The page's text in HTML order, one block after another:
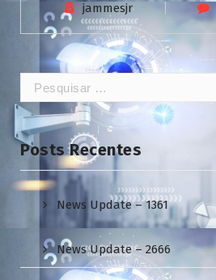
jammesjr
Pesquisar
por:
Posts Recentes
News Update – 1361
News Update – 2666